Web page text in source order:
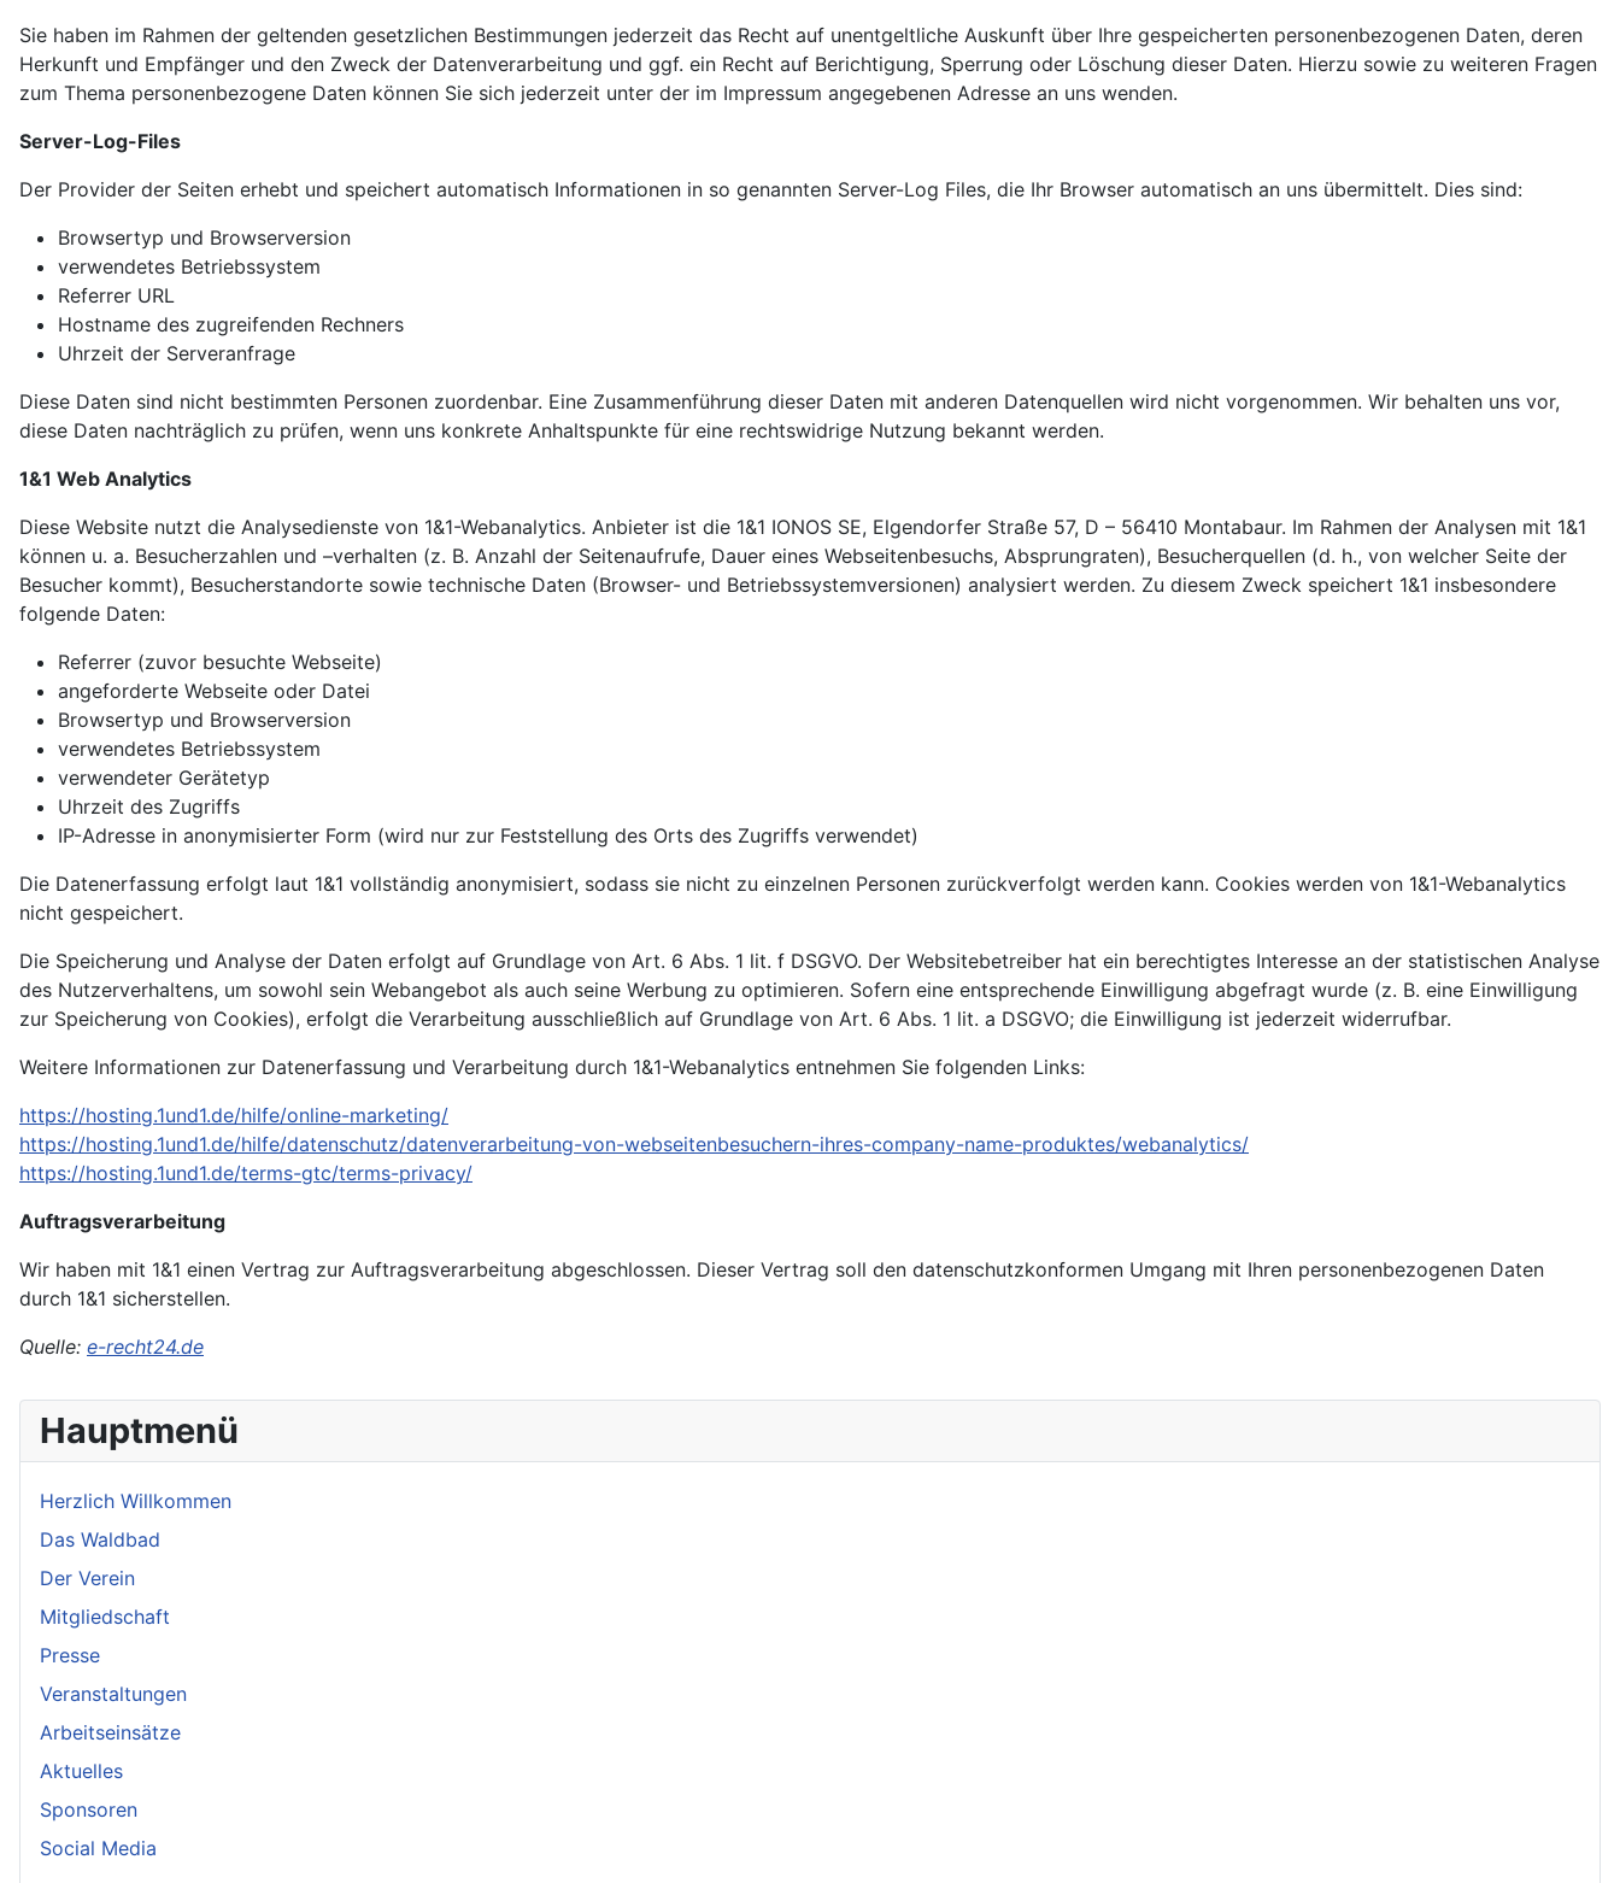
Hauptmenü
Herzlich Willkommen
Das Waldbad
Der Verein
Mitgliedschaft
Presse
Veranstaltungen
Arbeitseinsätze
Aktuelles
Sponsoren
Social Media
Sie haben im Rahmen der geltenden gesetzlichen Bestimmungen jederzeit das Recht auf unentgeltliche Auskunft über Ihre gespeicherten personenbezogenen Daten, deren
Herkunft und Empfänger und den Zweck der Datenverarbeitung und ggf. ein Recht auf Berichtigung, Sperrung oder Löschung dieser Daten. Hierzu sowie zu weiteren Fragen
zum Thema personenbezogene Daten können Sie sich jederzeit unter der im Impressum angegebenen Adresse an uns wenden.
Server-Log-Files
Der Provider der Seiten erhebt und speichert automatisch Informationen in so genannten Server-Log Files, die Ihr Browser automatisch an uns übermittelt. Dies sind:
Browsertyp und Browserversion
verwendetes Betriebssystem
Referrer URL
Hostname des zugreifenden Rechners
Uhrzeit der Serveranfrage
Diese Daten sind nicht bestimmten Personen zuordenbar. Eine Zusammenführung dieser Daten mit anderen Datenquellen wird nicht vorgenommen. Wir behalten uns vor,
diese Daten nachträglich zu prüfen, wenn uns konkrete Anhaltspunkte für eine rechtswidrige Nutzung bekannt werden.
1&1 Web Analytics
Diese Website nutzt die Analysedienste von 1&1-Webanalytics. Anbieter ist die 1&1 IONOS SE, Elgendorfer Straße 57, D – 56410 Montabaur. Im Rahmen der Analysen mit 1&1
können u. a. Besucherzahlen und –verhalten (z. B. Anzahl der Seitenaufrufe, Dauer eines Webseitenbesuchs, Absprungraten), Besucherquellen (d. h., von welcher Seite der
Besucher kommt), Besucherstandorte sowie technische Daten (Browser- und Betriebssystemversionen) analysiert werden. Zu diesem Zweck speichert 1&1 insbesondere
folgende Daten:
Referrer (zuvor besuchte Webseite)
angeforderte Webseite oder Datei
Browsertyp und Browserversion
verwendetes Betriebssystem
verwendeter Gerätetyp
Uhrzeit des Zugriffs
IP-Adresse in anonymisierter Form (wird nur zur Feststellung des Orts des Zugriffs verwendet)
Die Datenerfassung erfolgt laut 1&1 vollständig anonymisiert, sodass sie nicht zu einzelnen Personen zurückverfolgt werden kann. Cookies werden von 1&1-Webanalytics
nicht gespeichert.
Die Speicherung und Analyse der Daten erfolgt auf Grundlage von Art. 6 Abs. 1 lit. f DSGVO. Der Websitebetreiber hat ein berechtigtes Interesse an der statistischen Analyse
des Nutzerverhaltens, um sowohl sein Webangebot als auch seine Werbung zu optimieren. Sofern eine entsprechende Einwilligung abgefragt wurde (z. B. eine Einwilligung
zur Speicherung von Cookies), erfolgt die Verarbeitung ausschließlich auf Grundlage von Art. 6 Abs. 1 lit. a DSGVO; die Einwilligung ist jederzeit widerrufbar.
Weitere Informationen zur Datenerfassung und Verarbeitung durch 1&1-Webanalytics entnehmen Sie folgenden Links:
https://hosting.1und1.de/hilfe/online-marketing/
https://hosting.1und1.de/hilfe/datenschutz/datenverarbeitung-von-webseitenbesuchern-ihres-company-name-produktes/webanalytics/
https://hosting.1und1.de/terms-gtc/terms-privacy/
Auftragsverarbeitung
Wir haben mit 1&1 einen Vertrag zur Auftragsverarbeitung abgeschlossen. Dieser Vertrag soll den datenschutzkonformen Umgang mit Ihren personenbezogenen Daten
durch 1&1 sicherstellen.
Quelle: e-recht24.de